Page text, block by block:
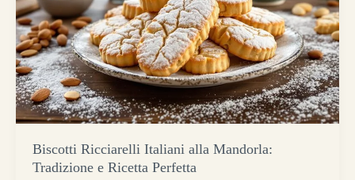
Biscotti Ricciarelli Italiani alla Mandorla:
Tradizione e Ricetta Perfetta